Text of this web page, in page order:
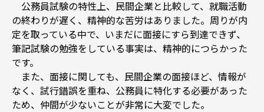
公務員試験の特性上、民間企業と比較して、就職活動
の終わりが遅く、精神的な苦労はありました。周りが内
定を取っている中で、いまだに面接にすら到達できず、
筆記試験の勉強をしている事実は、精神的につらかった
です。
また、面接に関しても、民間企業の面接ほど、情報が
なく、試行錯誤を重ね、公務員に特化する必要があった
ため、仲間が少ないことが非常に大変でした。